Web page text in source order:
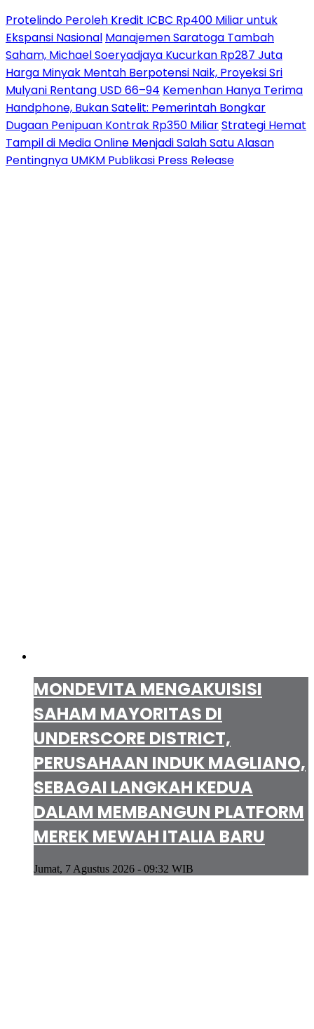
Protelindo Peroleh Kredit ICBC Rp400 Miliar untuk
Ekspansi Nasional Manajemen Saratoga Tambah
Saham, Michael Soeryadjaya Kucurkan Rp287 Juta
Harga Minyak Mentah Berpotensi Naik, Proyeksi Sri
Mulyani Rentang USD 66–94 Kemenhan Hanya Terima
Handphone, Bukan Satelit: Pemerintah Bongkar
Dugaan Penipuan Kontrak Rp350 MiliarStrategi Hemat
Tampil di Media Online Menjadi Salah Satu Alasan
Pentingnya UMKM Publikasi Press Release
MONDEVITA MENGAKUISISI
SAHAM MAYORITAS DI
UNDERSCORE DISTRICT,
PERUSAHAAN INDUK MAGLIANO,
SEBAGAI LANGKAH KEDUA
DALAM MEMBANGUN PLATFORM
MEREK MEWAH ITALIA BARU
Jumat, 7 Agustus 2026 - 09:32 WIB